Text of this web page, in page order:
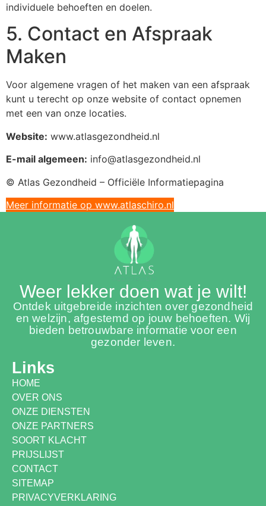
individuele behoeften en doelen.
5. Contact en Afspraak
Maken
Voor algemene vragen of het maken van een afspraak
kunt u terecht op onze website of contact opnemen
met een van onze locaties.
Website: www.atlasgezondheid.nl
E-mail algemeen: info@atlasgezondheid.nl
© Atlas Gezondheid – Officiële Informatiepagina
Meer informatie op www.atlaschiro.nl
Weer lekker doen wat je wilt!
Ontdek uitgebreide inzichten over gezondheid
en welzijn, afgestemd op jouw behoeften. Wij
bieden betrouwbare informatie voor een
gezonder leven.
Links
HOME
OVER ONS
ONZE DIENSTEN
ONZE PARTNERS
SOORT KLACHT
PRIJSLIJST
CONTACT
SITEMAP
PRIVACYVERKLARING